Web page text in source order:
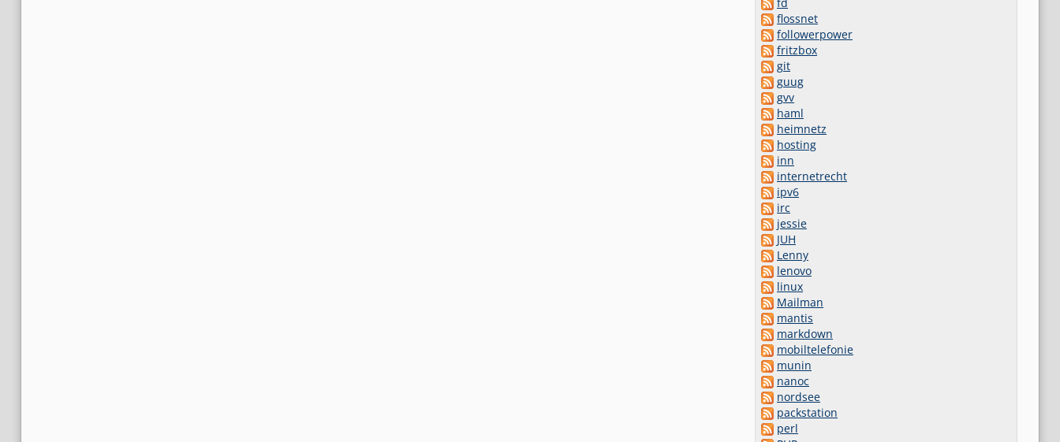
flossnet
followerpower
fritzbox
git
guug
gvv
haml
heimnetz
hosting
inn
internetrecht
ipv6
irc
jessie
JUH
Lenny
lenovo
linux
Mailman
mantis
markdown
mobiltelefonie
munin
nanoc
nordsee
packstation
perl